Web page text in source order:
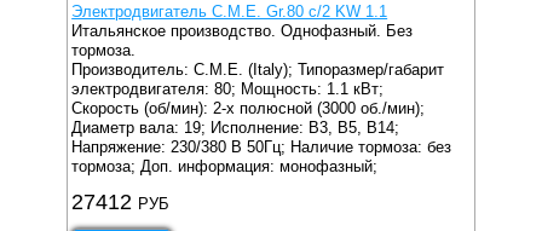
Электродвигатель C.M.E. Gr.80 c/2 KW 1.1
Итальянское производство. Однофазный. Без
тормоза.
Производитель: C.M.E. (Italy); Типоразмер/габарит
электродвигателя: 80; Мощность: 1.1 кВт;
Скорость (об/мин): 2-х полюсной (3000 об./мин);
Диаметр вала: 19; Исполнение: B3, B5, B14;
Напряжение: 230/380 В 50Гц; Наличие тормоза: без
тормоза; Доп. информация: монофазный;
27412 РУБ